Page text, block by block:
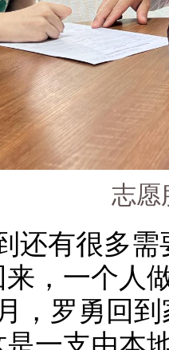
志愿
还有很多
，一个人
，罗勇回